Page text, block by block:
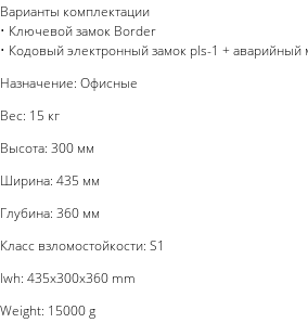
Варианты комплектации
• Ключевой замок Border
• Кодовый электронный замок pls-1 + аварийный
Назначение: Офисные
Вес: 15 кг
Высота: 300 мм
Ширина: 435 мм
Глубина: 360 мм
Класс взломостойкости: S1
lwh: 435x300x360 mm
Weight: 15000 g